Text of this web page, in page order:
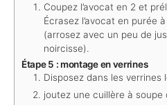
Coupez l’avocat en 2 et
Écrasez l’avocat en purée
(arrosez avec un peu de
noircisse).
Étape 5 : montage en verrines
Disposez dans les verrines
joutez une cuillère à